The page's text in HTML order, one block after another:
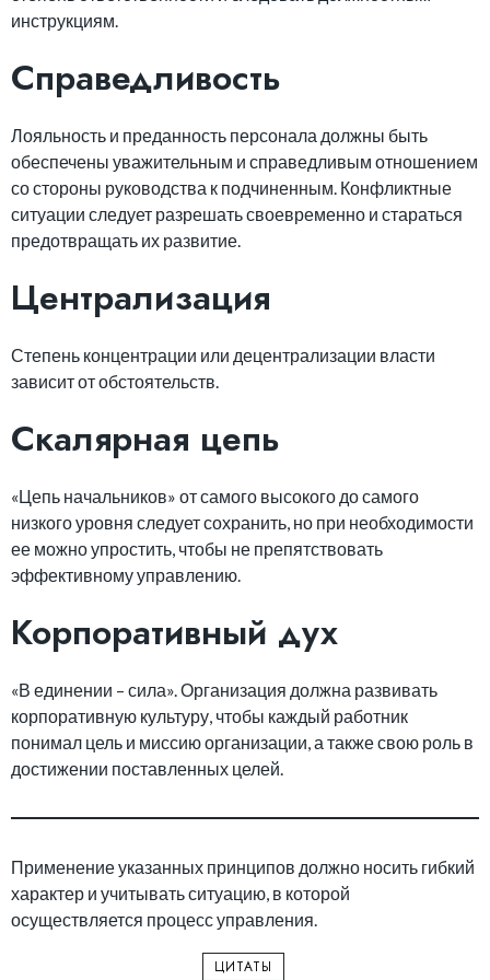
инструкциям.
Справедливость
Лояльность и преданность персонала должны быть
обеспечены уважительным и справедливым отношением
со стороны руководства к подчиненным. Конфликтные
ситуации следует разрешать своевременно и стараться
предотвращать их развитие.
Централизация
Степень концентрации или децентрализации власти
зависит от обстоятельств.
Скалярная цепь
«Цепь начальников» от самого высокого до самого
низкого уровня следует сохранить, но при необходимости
ее можно упростить, чтобы не препятствовать
эффективному управлению.
Корпоративный дух
«В единении – сила». Организация должна развивать
корпоративную культуру, чтобы каждый работник
понимал цель и миссию организации, а также свою роль в
достижении поставленных целей.
Применение указанных принципов должно носить гибкий
характер и учитывать ситуацию, в которой
осуществляется процесс управления.
ЦИТАТЫ